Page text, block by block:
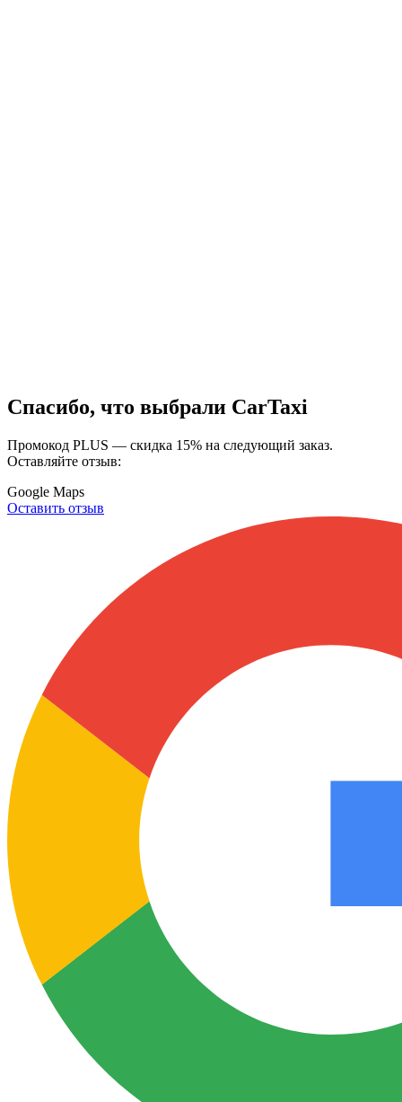
Спасибо, что выбрали CarTaxi
Промокод PLUS — скидка 15% на следующий заказ.
Оставляйте отзыв:
Google Maps
Оставить отзыв